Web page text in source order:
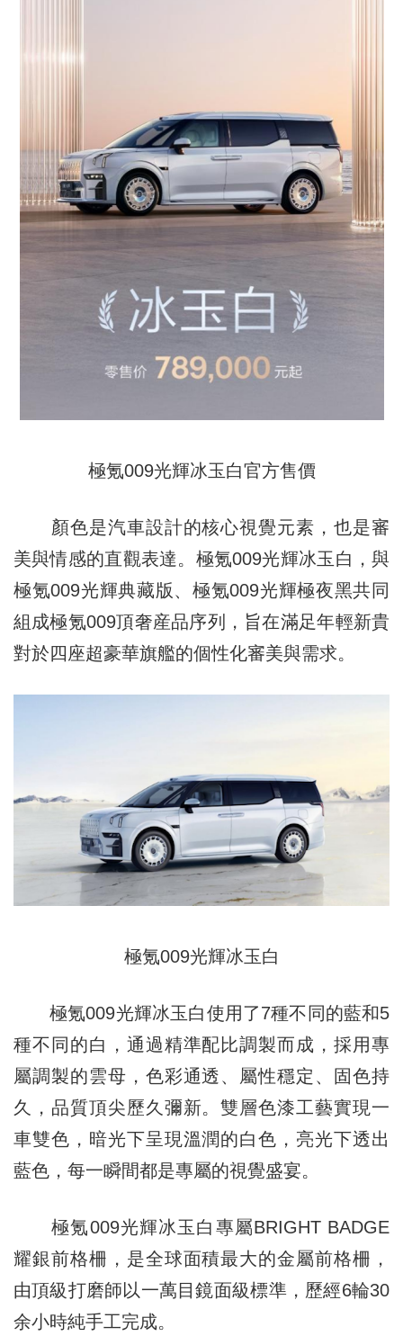
極氪009光輝冰玉白官方售價
顏色是汽車設計的核心視覺元素，也是審
美與情感的直觀表達。極氪009光輝冰玉白，與
極氪009光輝典藏版、極氪009光輝極夜黑共同
組成極氪009頂奢産品序列，旨在滿足年輕新貴
對於四座超豪華旗艦的個性化審美與需求。
極氪009光輝冰玉白
極氪009光輝冰玉白使用了7種不同的藍和5
種不同的白，通過精準配比調製而成，採用專
屬調製的雲母，色彩通透、屬性穩定、固色持
久，品質頂尖歷久彌新。雙層色漆工藝實現一
車雙色，暗光下呈現溫潤的白色，亮光下透出
藍色，每一瞬間都是專屬的視覺盛宴。
極氪009光輝冰玉白專屬BRIGHT BADGE
耀銀前格柵，是全球面積最大的金屬前格柵，
由頂級打磨師以一萬目鏡面級標準，歷經6輪30
余小時純手工完成。